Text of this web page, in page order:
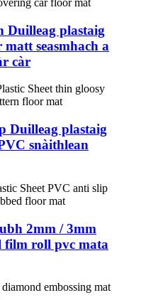
Duilleag plastaig
seasmhach a
càr
Duilleag plastaig
snàithlean
2mm / 3mm
roll pvc mata